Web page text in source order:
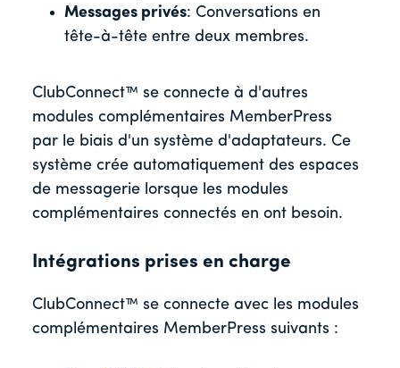
Messages privés: Conversations en
tête-à-tête entre deux membres.
ClubConnect™ se connecte à d'autres
modules complémentaires MemberPress
par le biais d'un système d'adaptateurs. Ce
système crée automatiquement des espaces
de messagerie lorsque les modules
complémentaires connectés en ont besoin.
Intégrations prises en charge
ClubConnect™ se connecte avec les modules
complémentaires MemberPress suivants :